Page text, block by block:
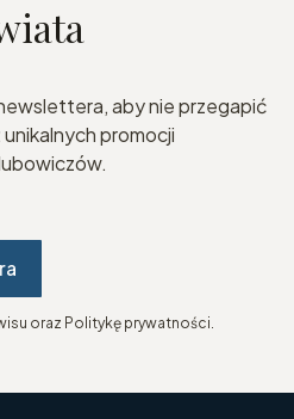
aby nie przegapić
promocji
oraz Politykę prywatności.